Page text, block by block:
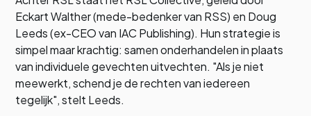
Eckart Walther (mede-bedenker van RSS) en Doug
Leeds (ex-CEO van IAC Publishing). Hun strategie is
simpel maar krachtig: samen onderhandelen in plaats
van individuele gevechten uitvechten. "Als je niet
meewerkt, schend je de rechten van iedereen
tegelijk", stelt Leeds.